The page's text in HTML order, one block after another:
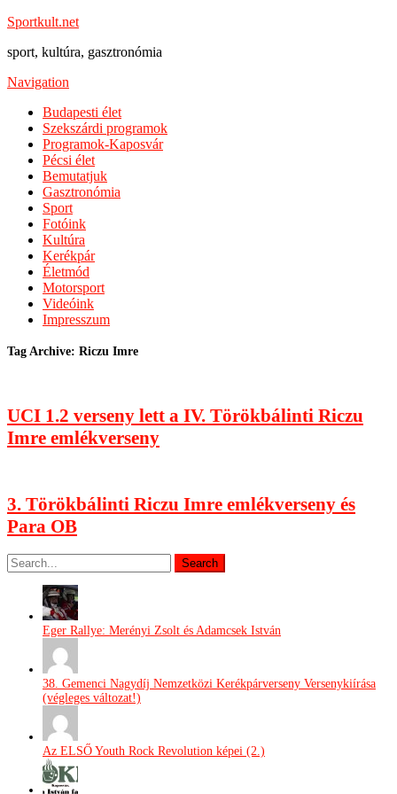
Sportkult.net
sport, kultúra, gasztronómia
Navigation
Budapesti élet
Szekszárdi programok
Programok-Kaposvár
Pécsi élet
Bemutatjuk
Gasztronómia
Sport
Fotóink
Kultúra
Kerékpár
Életmód
Motorsport
Videóink
Impresszum
Tag Archive: Riczu Imre
UCI 1.2 verseny lett a IV. Törökbálinti Riczu
Imre emlékverseny
3. Törökbálinti Riczu Imre emlékverseny és
Para OB
Eger Rallye: Merényi Zsolt és Adamcsek István
38. Gemenci Nagydíj Nemzetközi Kerékpárverseny Versenykiírása
(végleges változat!)
Az ELSŐ Youth Rock Revolution képei (2.)